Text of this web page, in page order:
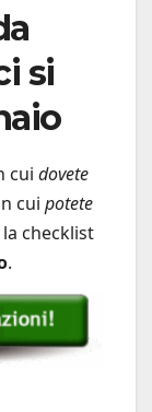
si
cui dovete
cui potete
checklist
.